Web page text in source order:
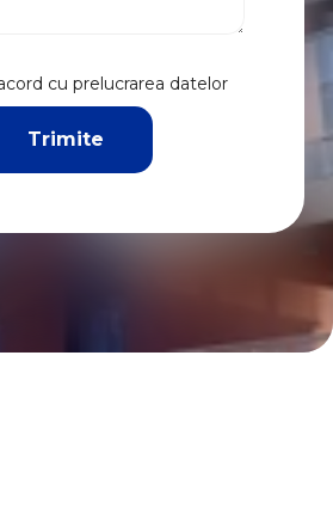
cu prelucrarea datelor